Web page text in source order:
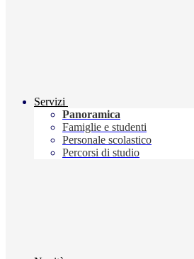
Servizi
Panoramica
Famiglie e studenti
Personale scolastico
Percorsi di studio